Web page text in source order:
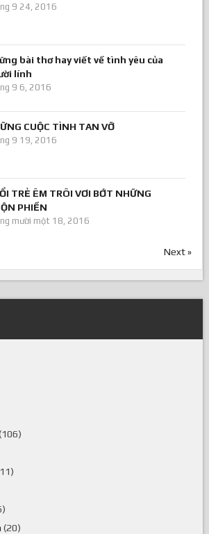
9 24, 2016
bài thơ hay viết về tình yêu của
lính
9 6, 2016
CUỘC TÌNH TAN VỠ
9 19, 2016
TRẺ ÊM TRÔI VƠI BỚT NHỮNG
PHIỀN
mười một 18, 2016
Next »
(20)